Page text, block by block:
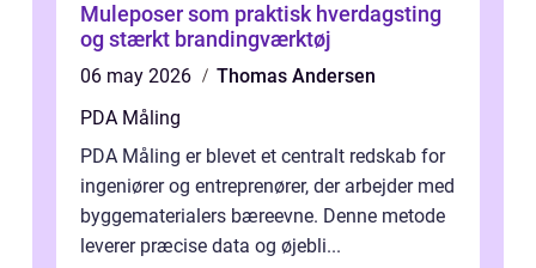
Muleposer som praktisk hverdagsting
og stærkt brandingværktøj
06 may 2026
Thomas Andersen
PDA Måling
PDA Måling er blevet et centralt redskab for
ingeniører og entreprenører, der arbejder med
byggematerialers bæreevne. Denne metode
leverer præcise data og øjebli...